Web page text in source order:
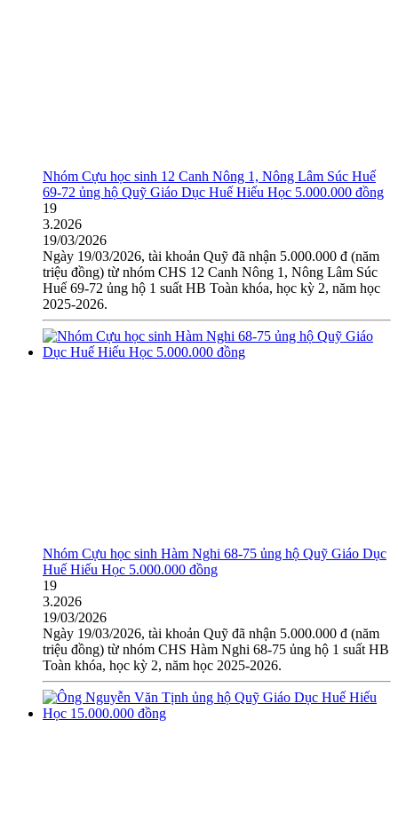
Nhóm Cựu học sinh 12 Canh Nông 1, Nông Lâm Súc Huế
69-72 ủng hộ Quỹ Giáo Dục Huế Hiếu Học 5.000.000 đồng
19
3.2026
19/03/2026
Ngày 19/03/2026, tài khoản Quỹ đã nhận 5.000.000 đ (năm
triệu đồng) từ nhóm CHS 12 Canh Nông 1, Nông Lâm Súc
Huế 69-72 ủng hộ 1 suất HB Toàn khóa, học kỳ 2, năm học
2025-2026.
Nhóm Cựu học sinh Hàm Nghi 68-75 ủng hộ Quỹ Giáo Dục
Huế Hiếu Học 5.000.000 đồng
19
3.2026
19/03/2026
Ngày 19/03/2026, tài khoản Quỹ đã nhận 5.000.000 đ (năm
triệu đồng) từ nhóm CHS Hàm Nghi 68-75 ủng hộ 1 suất HB
Toàn khóa, học kỳ 2, năm học 2025-2026.